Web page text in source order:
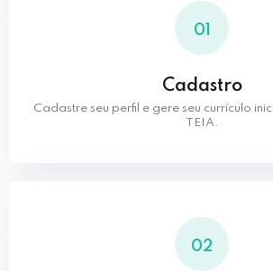
01
Cadastro
Cadastre seu perfil e gere seu currículo
TEIA.
02